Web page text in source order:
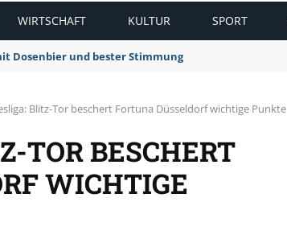
WIRTSCHAFT KULTUR SPORT
Dosenbier und bester Stimmung
Blitz-Tor beschert Fortuna Düsseldorf wichtige Punkte
TOR BESCHERT
WICHTIGE